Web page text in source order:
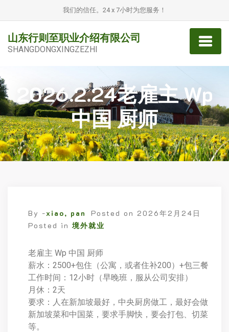
我们的信任。24 x 7小时为您服务！
山东行则至职业介绍有限公司
SHANGDONGXINGZEZHI
2026.2.24老雇主 Wp
中国 厨师
By -xiao, pan Posted on 2026年2月24日
Posted in 境外就业
老雇主 Wp 中国 厨师
薪水：2500+包住（公寓，或者住补200）+包三餐
工作时间：12小时（早晚班，服从公司安排）
月休：2天
要求：人在新加坡最好，中央厨房做工，最好会做
新加坡菜和中国菜，要求手脚快，要会打包、切菜
等。